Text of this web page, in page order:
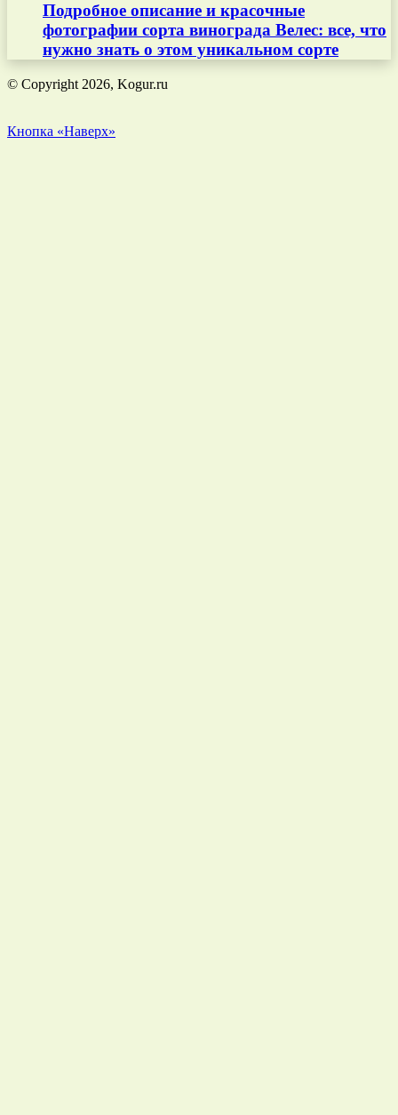
Подробное описание и красочные
фотографии сорта винограда Велес: все, что
нужно знать о этом уникальном сорте
© Copyright 2026, Kogur.ru
Кнопка «Наверх»